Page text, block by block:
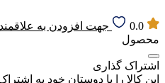
0.0 جهت افزودن به
محصول
اشتراک گذاری
این کالا را با دوستان خود به